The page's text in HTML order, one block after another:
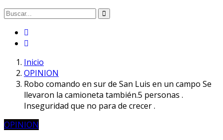
Inicio
OPINION
Robo comando en sur de San Luis en un campo Se
llevaron la camioneta también.5 personas .
Inseguridad que no para de crecer .
OPINION